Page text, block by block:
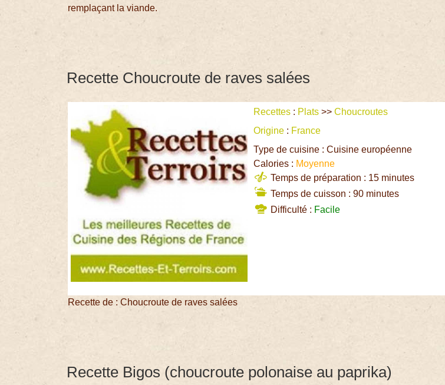
remplaçant la viande.
Recette Choucroute de raves salées
Recettes : Plats >>Choucroutes
Origine : France
Type de cuisine : Cuisine européenne
Calories : Moyenne
Temps de préparation : 15 minutes
Temps de cuisson : 90 minutes
Difficulté : Facile
Recette de : Choucroute de raves salées
Recette Bigos (choucroute polonaise au paprika)